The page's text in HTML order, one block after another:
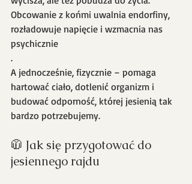
Obcowanie z końmi uwalnia endorfiny,
rozładowuje napięcie i wzmacnia nas
psychicznie
.
A jednocześnie, fizycznie – pomaga
hartować ciało, dotlenić organizm i
budować odporność, której jesienią tak
bardzo potrzebujemy.
🧥 Jak się przygotować do
jesiennego rajdu